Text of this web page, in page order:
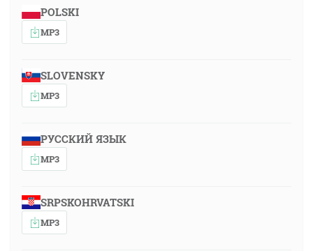
POLSKI
MP3
SLOVENSKY
MP3
РУССКИЙ ЯЗЫК
MP3
SRPSKOHRVATSKI
MP3